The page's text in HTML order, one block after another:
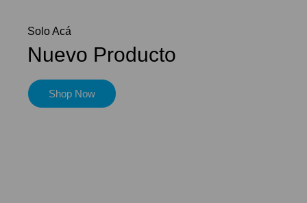
Solo Acá
Nuevo Producto
Shop Now